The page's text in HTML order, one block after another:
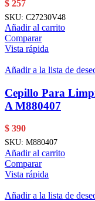
$ 257
SKU: C27230V48
Añadir al carrito
Comparar
Vista rápida
Añadir a la lista de
Cepillo Para
A M880407
$ 390
SKU: M880407
Añadir al carrito
Comparar
Vista rápida
Añadir a la lista de